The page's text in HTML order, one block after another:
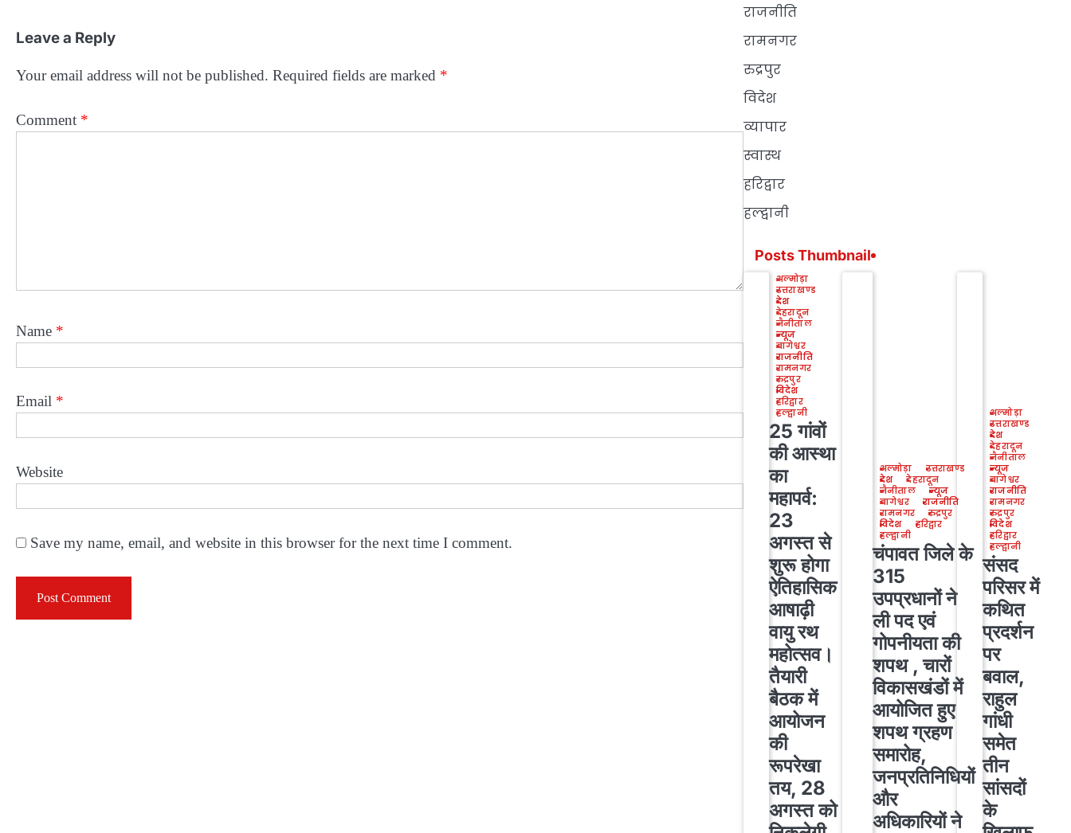
Leave a Reply
Your email address will not be published. Required fields are marked *
Comment *
Name *
Email *
Website
Save my name, email, and website in this browser for the next time I comment.
राजनीति
रामनगर
रुद्रपुर
विदेश
व्यापार
स्वास्थ
हरिद्वार
हल्द्वानी
Posts Thumbnail
अल्मोड़ा
उत्तराखण्ड
देश
देहरादून
नैनीताल
न्यूज
बागेश्वर
राजनीति
रामनगर
रुद्रपुर
विदेश
हरिद्वार
हल्द्वानी
25 गांवों
की आस्था
का
महापर्व:
23
अगस्त से
शुरू होगा
ऐतिहासिक
आषाढ़ी
वायु रथ
महोत्सव।
तैयारी
बैठक में
आयोजन
की
रूपरेखा
तय, 28
अगस्त को
अल्मोड़ा
उत्तराखण्ड
देश
देहरादून
नैनीताल
न्यूज
बागेश्वर
राजनीति
रामनगर
रुद्रपुर
विदेश
हरिद्वार
हल्द्वानी
चंपावत जिले के
315
उपप्रधानों ने
ली पद एवं
गोपनीयता की
शपथ , चारों
विकासखंडों में
आयोजित हुए
शपथ ग्रहण
समारोह,
जनप्रतिनिधियों
और
अधिकारियों ने
अल्मोड़ा
उत्तराखण्ड
देश
देहरादून
नैनीताल
न्यूज
बागेश्वर
राजनीति
रामनगर
रुद्रपुर
विदेश
हरिद्वार
हल्द्वानी
संसद
परिसर में
कथित
प्रदर्शन
पर
बवाल,
राहुल
गांधी
समेत
तीन
सांसदों
के